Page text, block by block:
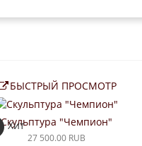
БЫСТРЫЙ ПРОСМОТР
Хит
Скульптура "Чемпион"
27 500.00 RUB